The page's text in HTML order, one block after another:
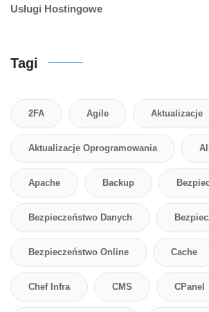
Usługi Hostingowe
Tagi
2FA Agile Aktualizacje
Aktualizacje Oprogramowania
Apache Backup
Bezpieczeństwo Danych
Bezpieczeństwo Online Cache
Chef Infra CMS CPanel